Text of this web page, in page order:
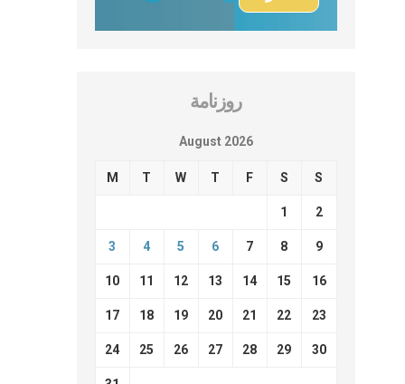
روزنامة
August 2026
M T W T F S S
1 2
3 4 5 6 7 8 9
10 11 12 13 14 15 16
17 18 19 20 21 22 23
24 25 26 27 28 29 30